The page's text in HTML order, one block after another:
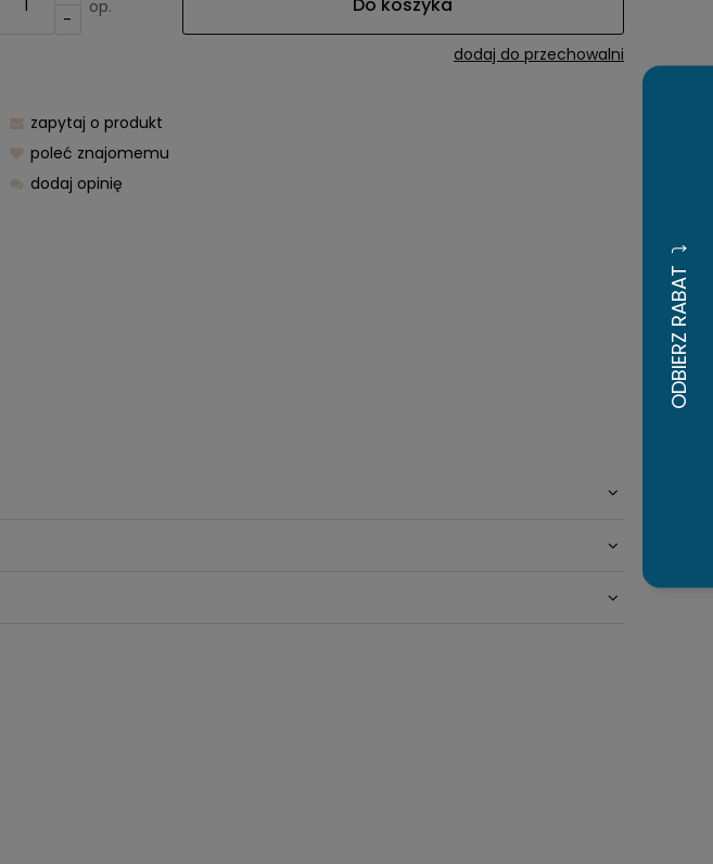
-
op.
dodaj do przechowalni
zapytaj o produkt
poleć znajomemu
dodaj opinię